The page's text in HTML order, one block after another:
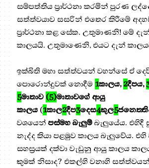
සම්පත්තිය ප්‍රාර්ථනා කරමින් පුරණ
සත්ත්වයාව සසරින් එතෙර කිරීමේ
ප්‍රාර්ථනා කළ සේක. උතුමාණනි! මේ
කාලයයි. උතුමාණෙනි, එයට දැන්
ඉක්බිති මහා සත්ත්වයන් වහන්සේ ඒ
පොරොන්දුවක් නොදීම1කාලය,2දීපය,
5මාතාව (5)මාතාවගේ ආයු
කාලය (1කාල2දීප3දෙස4කුල5
වශයෙන්පස්මහ බැලුම්බැලුයේය. එහිදී
නැද්ද කියා පළමුව කාලය බැලුවේය.
සහස්‍රයක් දක්වා වැඩුනු ආයු කාලය
කුමක් නිසාද? එකල්හි වනාහි